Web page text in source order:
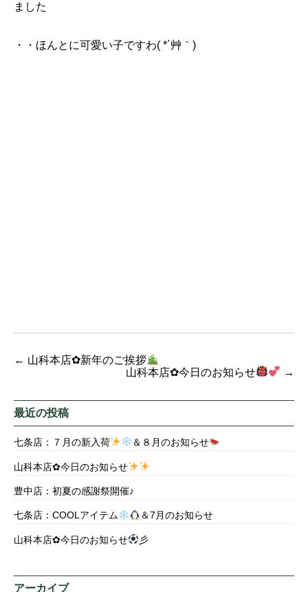
ました
・・ほんとに可愛い子ですわ( *´艸｀)
← 山科本店✿新年のご挨拶
山科本店✿今日のお知らせ
→
最近の投稿
七条店：７月の新入荷 ＆８月のお知らせ
山科本店✿今日のお知らせ
豊中店：初夏の感謝祭開催♪
七条店：COOLアイテム ＆7月のお知らせ
山科本店✿今日のお知らせ 彡
アーカイブ